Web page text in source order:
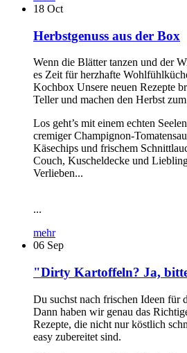
18 Oct
Herbstgenuss aus der Box
Wenn die Blätter tanzen und der
es Zeit für herzhafte
Kochbox Unsere neuen Rezepte
Teller und machen den Herbst
Los geht’s mit einem echten
cremiger Champignon-
Käsechips und frischem
Couch, Kuscheldecke und
Verlieben...
...
mehr
06 Sep
"Dirty Kartoffeln? Ja,
Du suchst nach frischen Ideen für
Dann haben wir genau das
Rezepte, die nicht nur köstlich
easy zubereitet sind.